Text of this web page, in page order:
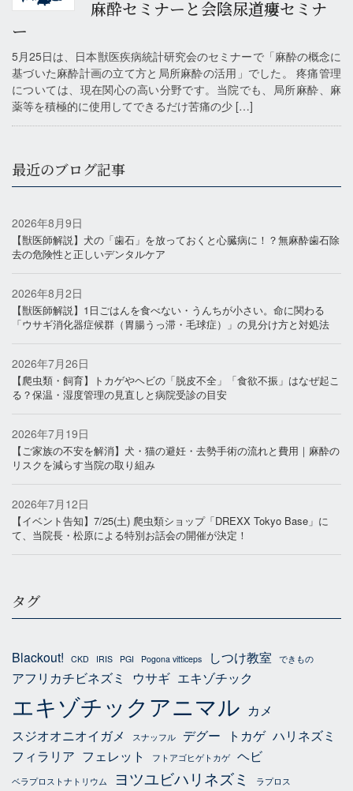
麻酔セミナーと会陰尿道瘻セミナ
ー
5月25日は、日本獣医疾病統計研究会のセミナーで「麻酔の概念に
基づいた麻酔計画の立て方と局所麻酔の活用」でした。 疼痛管理
については、現在関心の高い分野です。当院でも、局所麻酔、麻
薬等を積極的に使用してできるだけ苦痛の少 […]
最近のブログ記事
2026年8月9日
【獣医師解説】犬の「歯石」を放っておくと心臓病に！？無麻酔歯石除
去の危険性と正しいデンタルケア
2026年8月2日
【獣医師解説】1日ごはんを食べない・うんちが小さい。命に関わる
「ウサギ消化器症候群（胃腸うっ滞・毛球症）」の見分け方と対処法
2026年7月26日
【爬虫類・飼育】トカゲやヘビの「脱皮不全」「食欲不振」はなぜ起こ
る？保温・湿度管理の見直しと病院受診の目安
2026年7月19日
【ご家族の不安を解消】犬・猫の避妊・去勢手術の流れと費用｜麻酔の
リスクを減らす当院の取り組み
2026年7月12日
【イベント告知】7/25(土) 爬虫類ショップ「DREXX Tokyo Base」に
て、当院長・松原による特別お話会の開催が決定！
タグ
Blackout! CKD IRIS PGI Pogona vitticeps しつけ教室 できもの
アフリカチビネズミ ウサギ エキゾチック
エキゾチックアニマル カメ
スジオオニオイガメ
スナッフル デグー トカゲ ハリネズミ
フィラリア フェレット フトアゴヒゲトカゲ ヘビ
ベラプロストナトリウム ヨツユビハリネズミ ラプロス